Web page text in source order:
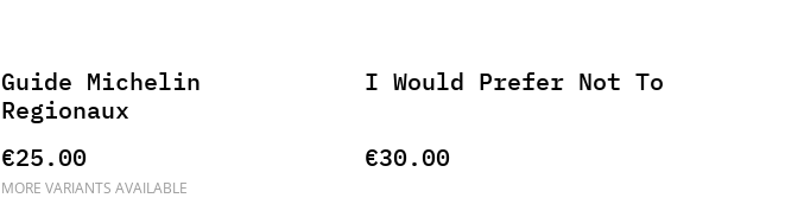
Guide Michelin
Regionaux
€25.00
MORE VARIANTS AVAILABLE
I Would Prefer Not To
€30.00